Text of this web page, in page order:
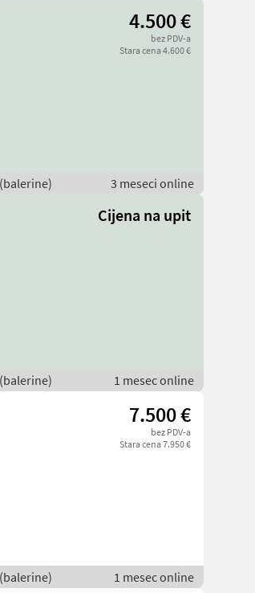
4.500 €
bez PDV-a
Stara cena 4.600 €
3 meseci online
Cijena na upit
1 mesec online
7.500 €
bez PDV-a
Stara cena 7.950 €
1 mesec online